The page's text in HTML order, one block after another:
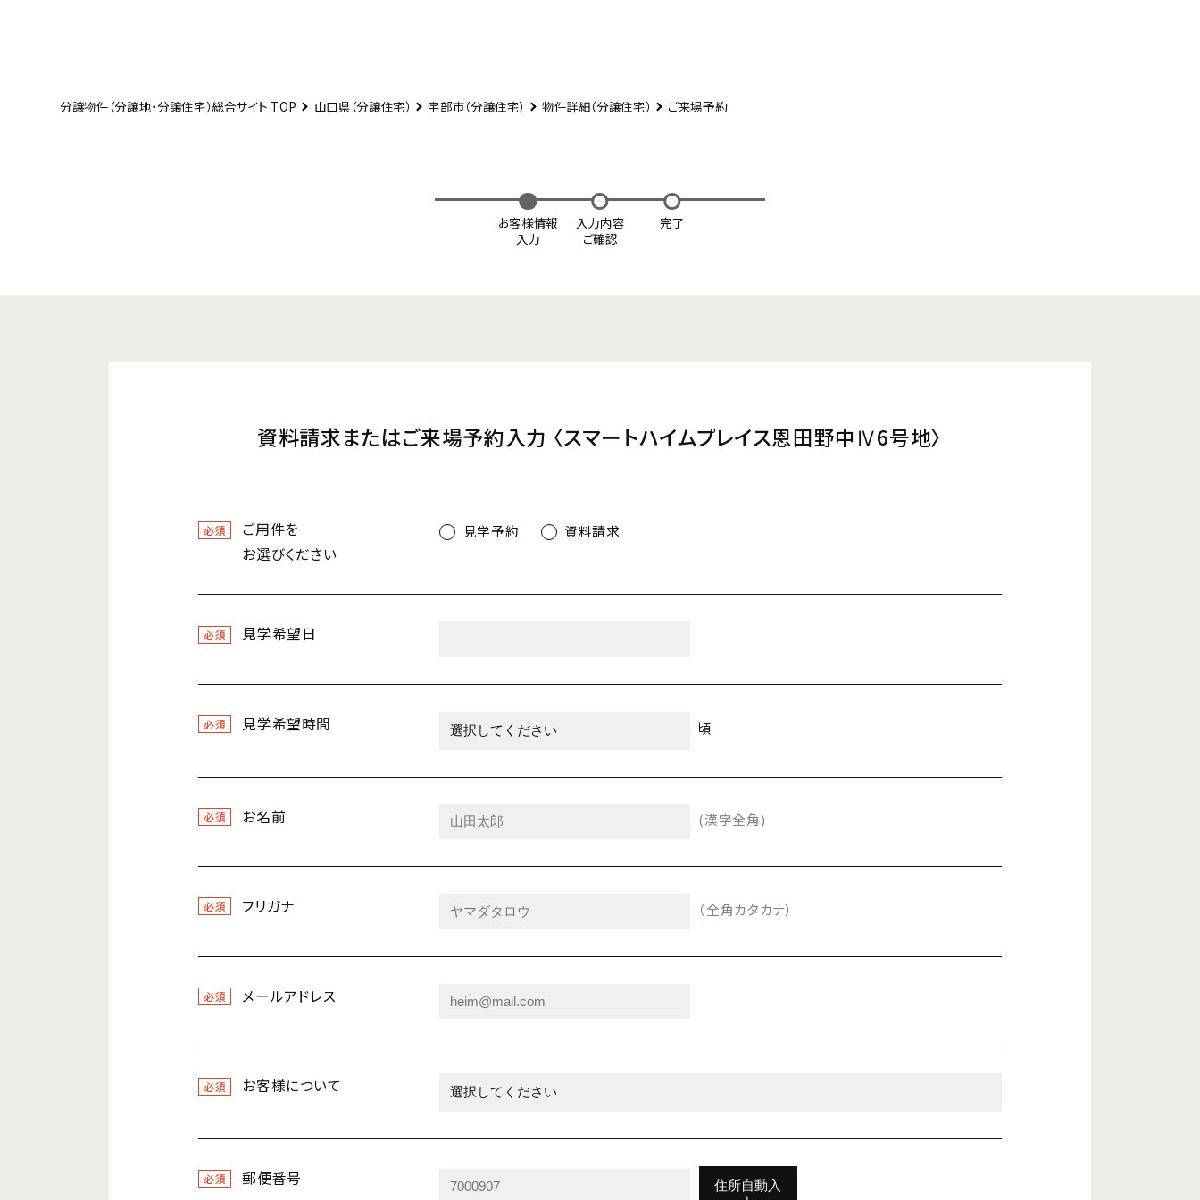
分譲物件（分譲地・分譲住宅）総合サイト TOP 山口県（分譲住宅） 宇部市（分譲住宅） 物件詳細（分譲住宅） ご来場予約
お客様情報
入力
入力内容
ご確認
完了
資料請求またはご来場予約入力 〈スマートハイムプレイス恩田野中Ⅳ6号地〉
必須
ご用件を
お選びください
見学予約 資料請求
必須 見学希望日
必須 見学希望時間 頃
必須 お名前 (漢字全角)
必須 フリガナ （全角カタカナ）
必須 メールアドレス
必須 お客様について
必須 郵便番号
住所自動入